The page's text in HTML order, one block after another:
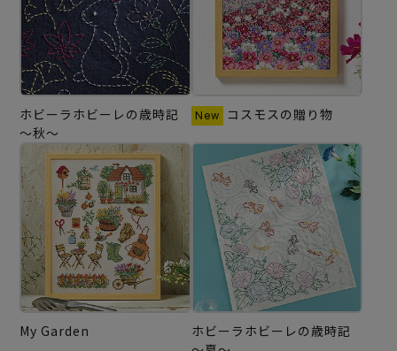
ホビーラホビーレの歳時記
～秋～
コスモスの贈り物
My Garden
ホビーラホビーレの歳時記